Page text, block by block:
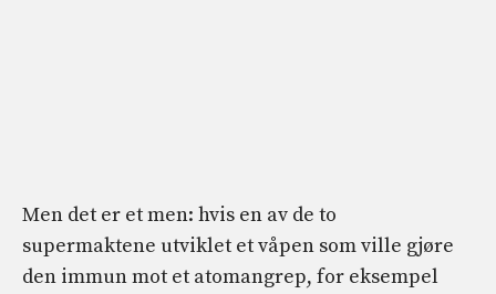
Men det er et men: hvis en av de to
supermaktene utviklet et våpen som ville gjøre
den immun mot et atomangrep, for eksempel